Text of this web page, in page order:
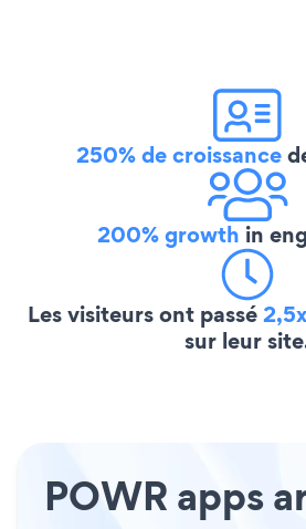
250% de croissance
200% growth in
Les visiteurs ont passé
sur leur
POWR apps